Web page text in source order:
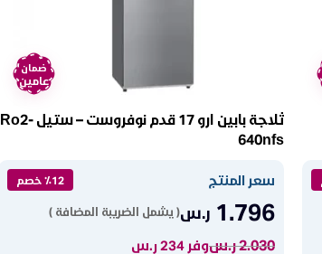
ضمان
عامين
ثلاجة بابين ارو 17 قدم نوفروست – ستيل Ro2-
640nfs
سعر المنتج ٪12 خصم
1.796 ر.س( يشمل الضريبة المضافة )
2.030ر.سوفر 234 ر.س